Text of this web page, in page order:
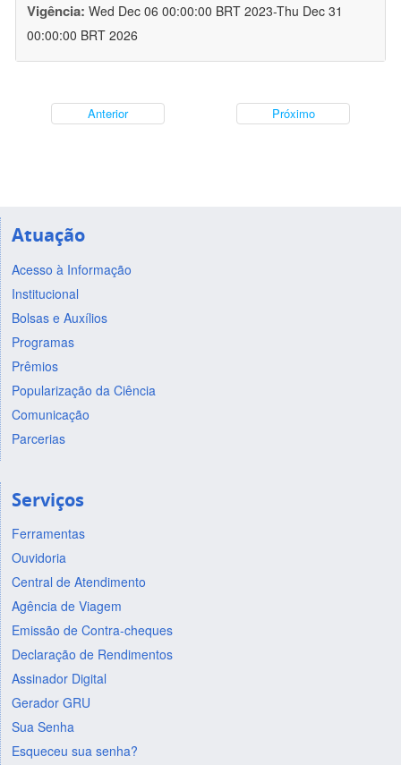
Vigência: Wed Dec 06 00:00:00 BRT 2023-Thu Dec 31
00:00:00 BRT 2026
Anterior Próximo
Atuação
Acesso à Informação
Institucional
Bolsas e Auxílios
Programas
Prêmios
Popularização da Ciência
Comunicação
Parcerias
Serviços
Ferramentas
Ouvidoria
Central de Atendimento
Agência de Viagem
Emissão de Contra-cheques
Declaração de Rendimentos
Assinador Digital
Gerador GRU
Sua Senha
Esqueceu sua senha?